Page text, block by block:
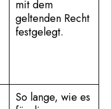
mit dem
geltenden Recht
festgelegt.
So lange, wie es